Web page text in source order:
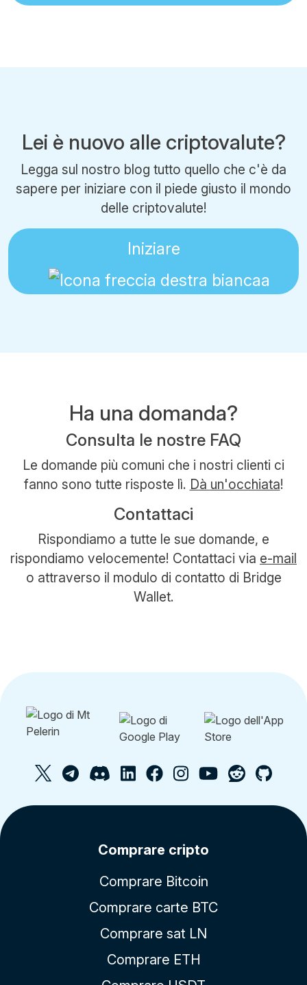
Lei è nuovo alle criptovalute?
Legga sul nostro blog tutto quello che c'è da
sapere per iniziare con il piede giusto il mondo
delle criptovalute!
Iniziare
Ha una domanda?
Consulta le nostre FAQ
Le domande più comuni che i nostri clienti ci
fanno sono tutte risposte lì. Dà un'occhiata!
Contattaci
Rispondiamo a tutte le sue domande, e
rispondiamo velocemente! Contattaci via e-mail
o attraverso il modulo di contatto di Bridge
Wallet.
Comprare cripto
Comprare Bitcoin
Comprare carte BTC
Comprare sat LN
Comprare ETH